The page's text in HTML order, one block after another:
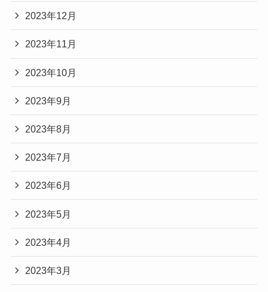
2023年12月
2023年11月
2023年10月
2023年9月
2023年8月
2023年7月
2023年6月
2023年5月
2023年4月
2023年3月